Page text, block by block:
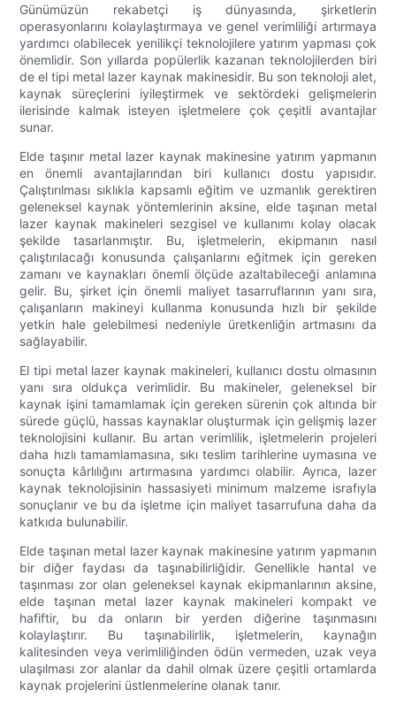
Günümüzün rekabetçi iş dünyasında, şirketlerin
operasyonlarını kolaylaştırmaya ve genel verimliliği artırmaya
yardımcı olabilecek yenilikçi teknolojilere yatırım yapması çok
önemlidir. Son yıllarda popülerlik kazanan teknolojilerden biri
de el tipi metal lazer kaynak makinesidir. Bu son teknoloji alet,
kaynak süreçlerini iyileştirmek ve sektördeki gelişmelerin
ilerisinde kalmak isteyen işletmelere çok çeşitli avantajlar
sunar.
Elde taşınır metal lazer kaynak makinesine yatırım yapmanın
en önemli avantajlarından biri kullanıcı dostu yapısıdır.
Çalıştırılması sıklıkla kapsamlı eğitim ve uzmanlık gerektiren
geleneksel kaynak yöntemlerinin aksine, elde taşınan metal
lazer kaynak makineleri sezgisel ve kullanımı kolay olacak
şekilde tasarlanmıştır. Bu, işletmelerin, ekipmanın nasıl
çalıştırılacağı konusunda çalışanlarını eğitmek için gereken
zamanı ve kaynakları önemli ölçüde azaltabileceği anlamına
gelir. Bu, şirket için önemli maliyet tasarruflarının yanı sıra,
çalışanların makineyi kullanma konusunda hızlı bir şekilde
yetkin hale gelebilmesi nedeniyle üretkenliğin artmasını da
sağlayabilir.
El tipi metal lazer kaynak makineleri, kullanıcı dostu olmasının
yanı sıra oldukça verimlidir. Bu makineler, geleneksel bir
kaynak işini tamamlamak için gereken sürenin çok altında bir
sürede güçlü, hassas kaynaklar oluşturmak için gelişmiş lazer
teknolojisini kullanır. Bu artan verimlilik, işletmelerin projeleri
daha hızlı tamamlamasına, sıkı teslim tarihlerine uymasına ve
sonuçta kârlılığını artırmasına yardımcı olabilir. Ayrıca, lazer
kaynak teknolojisinin hassasiyeti minimum malzeme israfıyla
sonuçlanır ve bu da işletme için maliyet tasarrufuna daha da
katkıda bulunabilir.
Elde taşınan metal lazer kaynak makinesine yatırım yapmanın
bir diğer faydası da taşınabilirliğidir. Genellikle hantal ve
taşınması zor olan geleneksel kaynak ekipmanlarının aksine,
elde taşınan metal lazer kaynak makineleri kompakt ve
hafiftir, bu da onların bir yerden diğerine taşınmasını
kolaylaştırır. Bu taşınabilirlik, işletmelerin, kaynağın
kalitesinden veya verimliliğinden ödün vermeden, uzak veya
ulaşılması zor alanlar da dahil olmak üzere çeşitli ortamlarda
kaynak projelerini üstlenmelerine olanak tanır.